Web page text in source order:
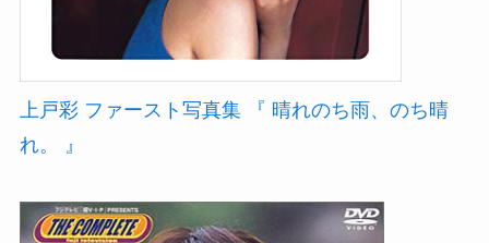
上戸彩 ファースト写真集 『 晴れのち雨、のち晴
れ。 』